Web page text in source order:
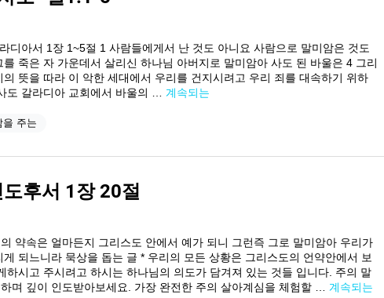
디아서 1장 1~5절 1 사람들에게서 난 것도 아니요 사람으로 말미암은 것도
죽은 자 가운데서 살리신 하나님 아버지로 말미암아 사도 된 바울은 4 그리
뜻을 따라 이 악한 세대에서 우리를 건지시려고 우리 죄를 대속하기 위하
도 갈라디아 교회에서 바울의 … 계속되는
을 주는
후서 1장 20절
약속은 얼마든지 그리스도 안에서 예가 되니 그런즉 그로 말미암아 우리가
되느니라 묵상을 돕는 글 * 우리의 모든 상황은 그리스도의 언약안에서 보
하시고 주시려고 하시는 하나님의 의도가 담겨져 있는 것들 입니다. 주의 말
며 깊이 인도받아보세요. 가장 완전한 주의 살아계심을 체험할 … 계속되는